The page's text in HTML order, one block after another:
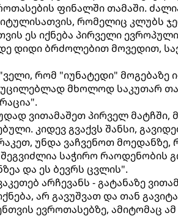
ფინალში თამაში.
რომელიც კლუბს
ეს იქნება პირველი
დიდი ბრძოლებით მოვედით,
რომ "იუნატედი" მოგებაზე
მხოლოდ საკუთარ
ვითამაშეთ პირველ
კიდევ გვაქვს შანსი,
უნდა ვაჩვენოთ მოედანზე,
საჭირო რაოდენობის
და ეს ბევრს ცვლის".
არჩევანს - გატანაზე
არ გავუშვათ და თან
ევროთასებზე, ამიტომაც